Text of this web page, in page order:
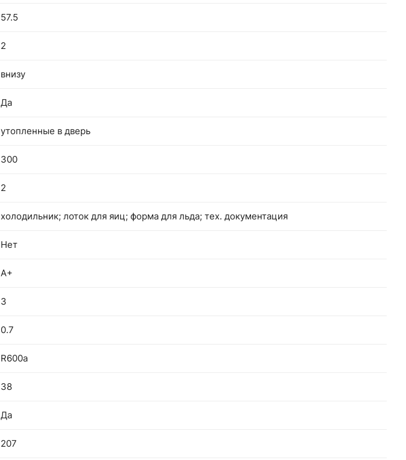
57.5
2
внизу
Да
утопленные в дверь
300
2
холодильник; лоток для яиц; форма для льда; тех. документация
Нет
A+
3
0.7
R600a
38
Да
207